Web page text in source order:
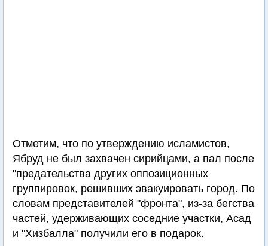
Отметим, что по утверждению исламистов,
Ябруд не был захвачен сирийцами, а пал после
"предательства других оппозиционных
группировок, решивших эвакуировать город. По
словам представителей "фронта", из-за бегства
частей, удерживающих соседние участки, Асад
и "Хизбалла" получили его в подарок.